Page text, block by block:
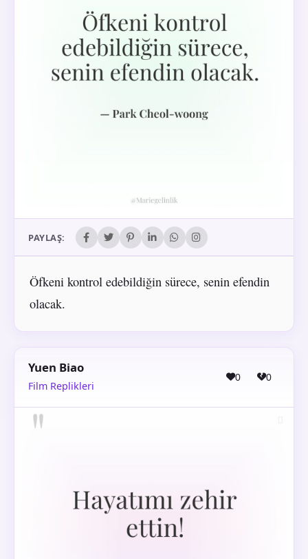
PAYLAŞ:
Öfkeni kontrol edebildiğin sürece, senin efendin
olacak.
Yuen Biao
Film Replikleri
0 0